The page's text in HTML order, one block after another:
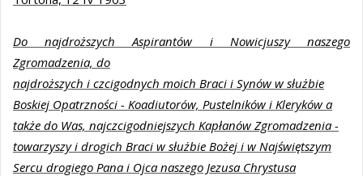
Do najdroższych Aspirantów i Nowicjuszy naszego
Zgromadzenia, do
najdroższych i czcigodnych moich Braci i Synów w służbie
Boskiej Opatrzności - Koadiutorów, Pustelników i Kleryków a
także do Was, najczcigodniejszych Kapłanów Zgromadzenia -
towarzyszy i drogich Braci w służbie Bożej i w Najświętszym
Sercu drogiego Pana i Ojca naszego Jezusa Chrystusa